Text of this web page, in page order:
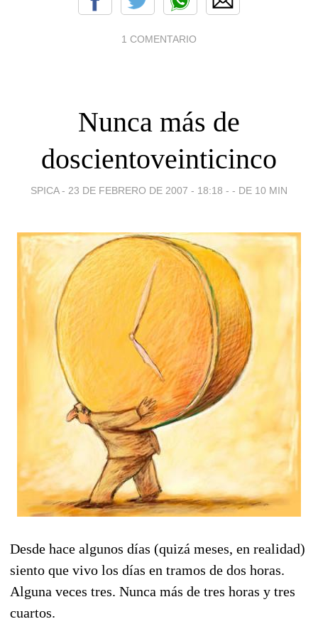
1 COMENTARIO
Nunca más de
doscientoveinticinco
SPICA - 23 DE FEBRERO DE 2007 - 18:18 - - DE 10 MIN
Desde hace algunos días (quizá meses, en realidad)
siento que vivo los días en tramos de dos horas.
Alguna veces tres. Nunca más de tres horas y tres
cuartos.